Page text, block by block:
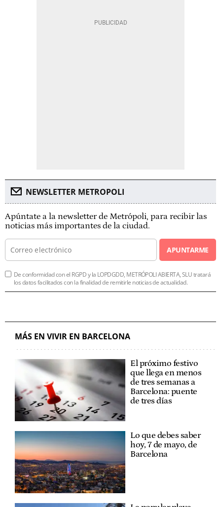
NEWSLETTER METROPOLI
Apúntate a la newsletter de Metrópoli, para recibir las
noticias más importantes de la ciudad.
APUNTARME
De conformidad con el RGPD y la LOPDGDD, METRÓPOLI ABIERTA, SLU tratará
los datos facilitados con la finalidad de remitirle noticias de actualidad.
MÁS EN VIVIR EN BARCELONA
El próximo festivo
que llega en menos
de tres semanas a
Barcelona: puente
de tres días
Lo que debes saber
hoy, 7 de mayo, de
Barcelona